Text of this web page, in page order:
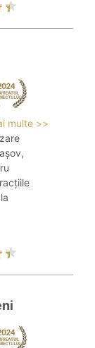
multe >>